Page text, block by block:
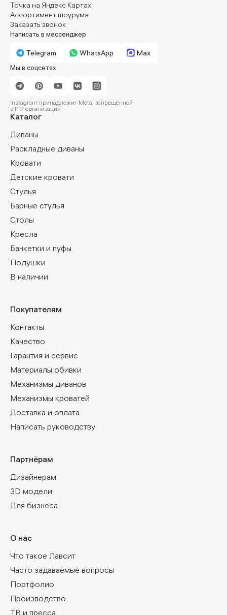
Точка на Яндекс Картах
Ассортимент шоурума
Заказать звонок
Написать в мессенджер
Telegram WhatsApp Max
Мы в соцсетях
Instagram принадлежит Meta, запрещённой
в РФ организации
Каталог
Диваны
Раскладные диваны
Кровати
Детские кровати
Стулья
Барные стулья
Столы
Кресла
Банкетки и пуфы
Подушки
В наличии
Покупателям
Контакты
Качество
Гарантия и сервис
Материалы обивки
Механизмы диванов
Механизмы кроватей
Доставка и оплата
Написать руководству
Партнёрам
Дизайнерам
3D модели
Для бизнеса
О нас
Что такое Лавсит
Часто задаваемые вопросы
Портфолио
Производство
ТВ и пресса